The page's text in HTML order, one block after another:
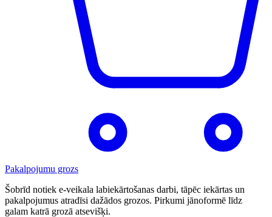
Pakalpojumu grozs
Šobrīd notiek e-veikala labiekārtošanas darbi, tāpēc iekārtas un
pakalpojumus atradīsi dažādos grozos. Pirkumi jānoformē līdz
galam katrā grozā atsevišķi.